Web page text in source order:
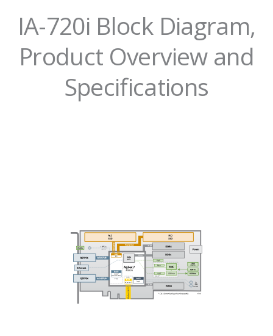
IA-720i Block Diagram,
Product Overview and
Specifications